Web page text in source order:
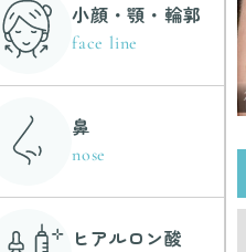
小顔・顎・輪郭
face line
鼻
nose
ヒアルロン酸